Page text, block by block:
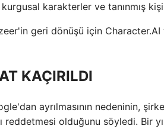
kurgusal karakterler ve tanınmış
geri dönüşü için
KAÇIRILDI
ayrılmasının nedeninin,
reddetmesi olduğunu söyledi. Bir